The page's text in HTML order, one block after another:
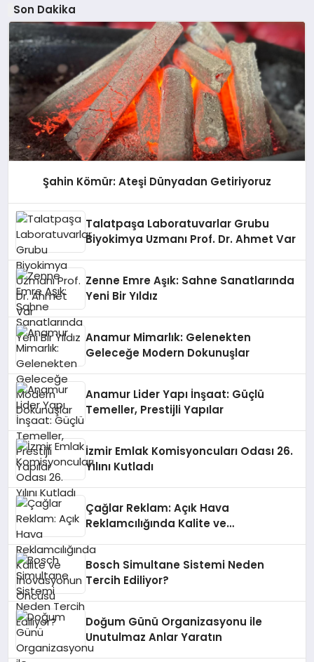
Son Dakika
Şahin Kömür: Ateşi Dünyadan Getiriyoruz
Talatpaşa Laboratuvarlar Grubu
Biyokimya Uzmanı Prof. Dr. Ahmet Var
Zenne Emre Aşık: Sahne Sanatlarında
Yeni Bir Yıldız
Anamur Mimarlık: Gelenekten
Geleceğe Modern Dokunuşlar
Anamur Lider Yapı İnşaat: Güçlü
Temeller, Prestijli Yapılar
İzmir Emlak Komisyoncuları Odası 26.
Yılını Kutladı
Çağlar Reklam: Açık Hava
Reklamcılığında Kalite ve
Bosch Simultane Sistemi Neden
Tercih Ediliyor?
Doğum Günü Organizasyonu ile
Unutulmaz Anlar Yaratın